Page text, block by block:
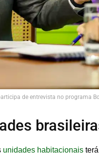
de entrevista no programa
unidades habitacionais